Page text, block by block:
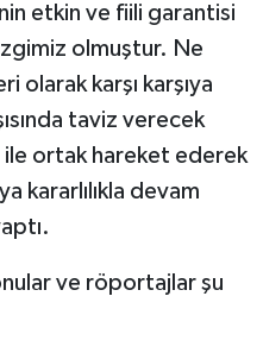
etkin ve fiili garantisi
olmuştur. Ne
olarak karşı karşıya
taviz verecek
ortak hareket ederek
kararlılıkla devam
ve röportajlar şu